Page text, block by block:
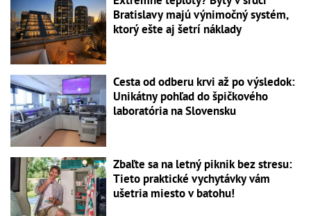
Bratislavy majú výnimočný systém,
ktorý ešte aj šetrí náklady
Cesta od odberu krvi až po výsledok:
Unikátny pohľad do špičkového
laboratória na Slovensku
Zbaľte sa na letný piknik bez stresu:
Tieto praktické vychytávky vám
ušetria miesto v batohu!